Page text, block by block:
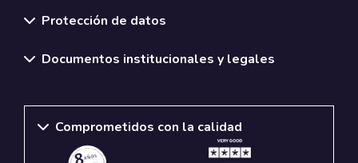
Protección de datos
Documentos institucionales y legales
Comprometidos con la calidad